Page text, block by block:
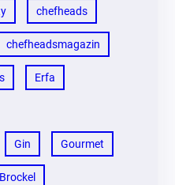
chefheads
chefheadsmagazin
Erfa
Gin Gourmet